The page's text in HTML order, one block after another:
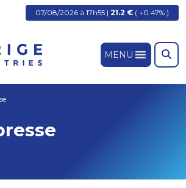
07/08/2026 à 17h55 | 21.2 € ( +0.47% )
MENU